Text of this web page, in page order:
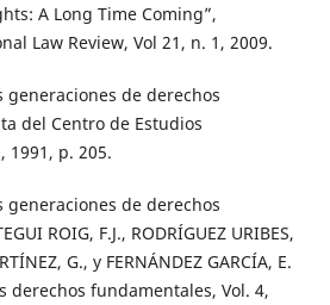
A Long Time Coming”,
Law Review, Vol 21, n. 1, 2009.
generaciones de derechos
del Centro de Estudios
1991, p. 205.
generaciones de derechos
ROIG, F.J., RODRÍGUEZ URIBES,
G., y FERNÁNDEZ GARCÍA, E.
derechos fundamentales, Vol. 4,